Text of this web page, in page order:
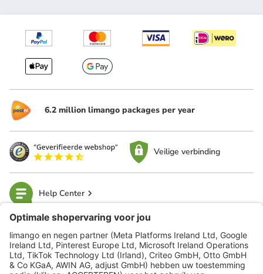
6.2 million limango packages per year
Veilige verbinding
Help Center
limango
Veilig winkelen